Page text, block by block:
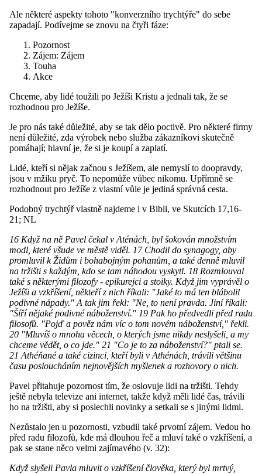
Ale některé aspekty tohoto "konverzního trychtýře" do sebe
zapadají. Podívejme se znovu na čtyři fáze:
Pozornost
Zájem: Zájem
Touha
Akce
Chceme, aby lidé toužili po Ježíši Kristu a jednali tak, že se
rozhodnou pro Ježíše.
Je pro nás také důležité, aby se tak dělo poctivě. Pro některé firmy
není důležité, zda výrobek nebo služba zákazníkovi skutečně
pomáhají; hlavní je, že si je koupí a zaplatí.
Lidé, kteří si nějak začnou s Ježíšem, ale nemyslí to doopravdy,
jsou v mžiku pryč. To nepomůže vůbec nikomu. Upřímně se
rozhodnout pro Ježíše z vlastní vůle je jediná správná cesta.
Podobný trychtýř vlastně najdeme i v Bibli, ve Skutcích 17,16-
21; NL
16 Když na ně Pavel čekal v Aténách, byl šokován množstvím
modl, které všude ve městě viděl. 17 Chodil do synagogy, aby
promluvil k Židům i bohabojným pohanům, a také denně mluvil
na tržišti s každým, kdo se tam náhodou vyskytl. 18 Rozmlouval
také s některými filozofy - epikurejci a stoiky. Když jim vyprávěl o
Ježíši a vzkříšení, někteří z nich říkali: "Jaké to má ten blábolil
podivné nápady." A tak jim řekl: "Ne, to není pravda. Jiní říkali:
"Šíří nějaké podivné náboženství." 19 Pak ho předvedli před radu
filosofů. "Pojď a pověz nám víc o tom novém náboženství," řekli.
20 "Mluvíš o mnoha věcech, o kterých jsme nikdy neslyšeli, a my
chceme vědět, o co jde." 21 "Co je to za náboženství?" ptali se.
21 Athéňané a také cizinci, kteří byli v Athénách, trávili většinu
času posloucháním nejnovějších myšlenek a rozhovory o nich.
Pavel přitahuje pozornost tím, že oslovuje lidi na tržišti. Tehdy
ještě nebyla televize ani internet, takže když měli lidé čas, trávili
ho na tržišti, aby si poslechli novinky a setkali se s jinými lidmi.
Nezůstalo jen u pozornosti, vzbudil také prvotní zájem. Vedou ho
před radu filozofů, kde má dlouhou řeč a mluví také o vzkříšení, a
pak se stane něco velmi zajímavého (v. 32):
Když slyšeli Pavla mluvit o vzkříšení člověka, který byl mrtvý,